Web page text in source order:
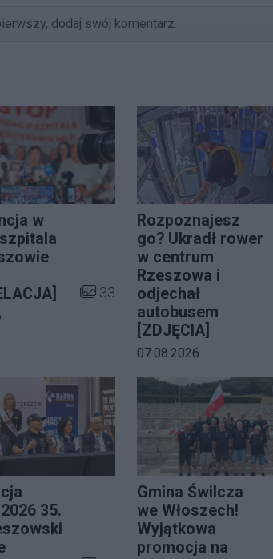
dodaj swój komentarz.
w
Liczba zdjęć w galerii:
33
galerii:
Rozpoznajesz
go? Ukradł rower
w centrum
Rzeszowa i
odjechał
autobusem
[ZDJĘCIA]
Data dodania galerii:
07.08.2026
35.
Gmina Świlcza
we Włoszech!
Wyjątkowa
promocja na